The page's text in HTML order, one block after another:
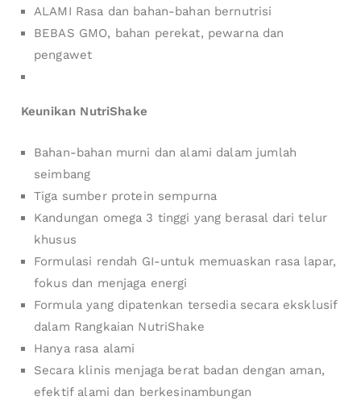
ALAMI Rasa dan bahan-bahan bernutrisi
BEBAS GMO, bahan perekat, pewarna dan
pengawet
Keunikan NutriShake
Bahan-bahan murni dan alami dalam jumlah
seimbang
Tiga sumber protein sempurna
Kandungan omega 3 tinggi yang berasal dari telur
khusus
Formulasi rendah GI-untuk memuaskan rasa lapar,
fokus dan menjaga energi
Formula yang dipatenkan tersedia secara eksklusif
dalam Rangkaian NutriShake
Hanya rasa alami
Secara klinis menjaga berat badan dengan aman,
efektif alami dan berkesinambungan